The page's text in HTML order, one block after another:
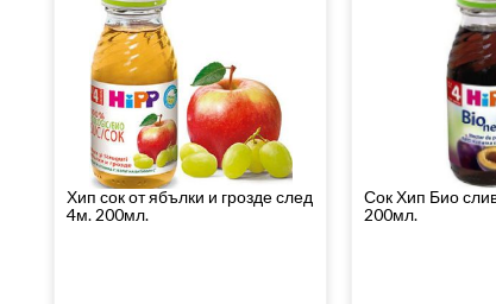
Хип сок от ябълки и грозде след
4м. 200мл.
Сок Хип Био
200мл.